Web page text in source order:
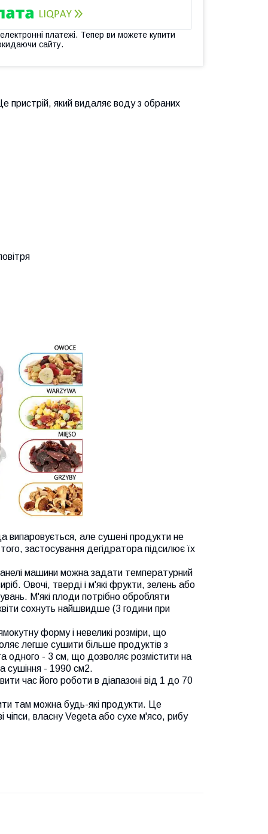
платежі. Тепер ви можете купити
сайту.
пристрій, який видаляє воду з обраних
випаровується, але сушені продукти не
застосування дегідратора підсилює їх
машини можна задати температурний
Овочі, тверді і м'які фрукти, зелень або
М'які плоди потрібно обробляти
сохнуть найшвидше (3 години при
форму і невеликі розміри, що
легше сушити більше продуктів з
одного - 3 см, що дозволяє розмістити на
сушіння - 1990 см2.
час його роботи в діапазоні від 1 до 70
там можна будь-які продукти. Це
чіпси, власну Vegeta або сухе м'ясо, рибу